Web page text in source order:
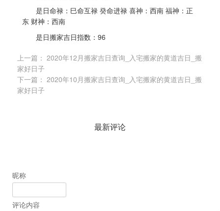
是日命禄：巳命互禄 癸命进禄 喜神：西南 福神：正
东 财神：西南
是日搬家吉日指数：96
上一篇： 2020年12月搬家吉日查询_入宅搬家的黄道吉日_搬
家好日子
下一篇： 2020年10月搬家吉日查询_入宅搬家的黄道吉日_搬
家好日子
最新评论
昵称
评论内容